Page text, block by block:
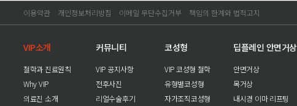
이용약관 개인정보처리방침 이메일 무단수집거부 책임의 한계와 법적고지
VIP소개
철학과 진료원칙
Why VIP
의료진 소개
커뮤니티
VIP 공지사항
전후사진
리얼수술후기
코성형
VIP 코성형 철학
유형별코성형
자가조직코성형
딥플레인 안면거상
안면거상
목거상
내시경 이마 리프팅